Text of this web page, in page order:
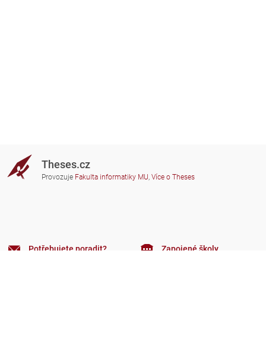
Theses.cz
Provozuje Fakulta informatiky MU, Více o Theses
Potřebujete poradit? Zapojené školy